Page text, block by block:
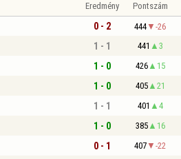
Eredmény Pontszám
0 - 2 444 -26
1 - 1 441 3
1 - 0 426 15
1 - 0 405 21
1 - 1 401 4
1 - 0 385 16
0 - 1 407 -22